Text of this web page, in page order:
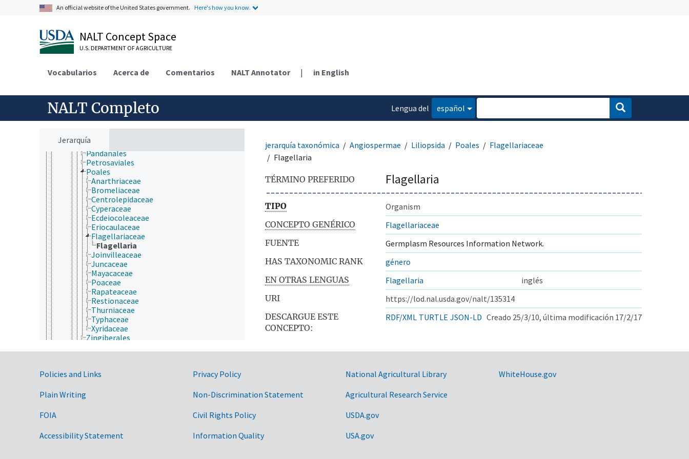
An official website of the United States government. Here's how you know.
NALT Concept Space
U.S. DEPARTMENT OF AGRICULTURE
Vocabularios Acerca de Comentarios NALT Annotator | in English
NALT Completo
Lengua del
español
Jerarquía
Chlorophyta
Lycopodiopsida
Polypodiopsida
Spermatophytina
Liliopsida
Arecales
Asparagales
Commelinales
Hydrocharitales
Liliales
Pandanales
Petrosaviales
Poales
Anarthriaceae
Bromeliaceae
Centrolepidaceae
Cyperaceae
Ecdeiocoleaceae
Eriocaulaceae
Flagellariaceae
Flagellaria
Joinvilleaceae
Juncaceae
Mayacaceae
Poaceae
Rapateaceae
Restionaceae
Thurniaceae
Typhaceae
Xyridaceae
Zingiberales
Viruses and Viroids
producción de plantas, horticultura
recursos naturales, conservación, medio ambiente
silvicultura, gestión de zonas silvestres
zonas geográficas
jerarquía taxonómica Angiospermae Liliopsida Poales
Flagellariaceae
Flagellaria
TÉRMINO PREFERIDO Flagellaria
TIPO
Organism
CONCEPTO GENÉRICO
Flagellariaceae
FUENTE
Germplasm Resources Information Network.
HAS TAXONOMIC RANK
género
EN OTRAS LENGUAS
Flagellaria
inglés
URI
https://lod.nal.usda.gov/nalt/135314
DESCARGUE ESTE
CONCEPTO:
RDF/XML TURTLE JSON-LD Creado 25/3/10, última modificación 17/2/17
Government Links
Policies and Links
Plain Writing
FOIA
Accessibility Statement
Privacy Policy
Non-Discrimination Statement
Civil Rights Policy
Information Quality
National Agricultural Library
Agricultural Research Service
USDA.gov
USA.gov
WhiteHouse.gov